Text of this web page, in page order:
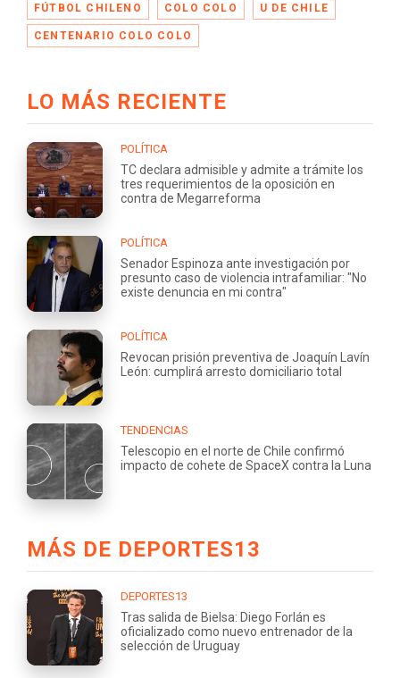
FÚTBOL CHILENO COLO COLO U DE CHILE
CENTENARIO COLO COLO
LO MÁS RECIENTE
POLÍTICA
TC declara admisible y admite a trámite los
tres requerimientos de la oposición en
contra de Megarreforma
POLÍTICA
Senador Espinoza ante investigación por
presunto caso de violencia intrafamiliar: "No
existe denuncia en mi contra"
POLÍTICA
Revocan prisión preventiva de Joaquín Lavín
León: cumplirá arresto domiciliario total
TENDENCIAS
Telescopio en el norte de Chile confirmó
impacto de cohete de SpaceX contra la Luna
MÁS DE DEPORTES13
DEPORTES13
Tras salida de Bielsa: Diego Forlán es
oficializado como nuevo entrenador de la
selección de Uruguay